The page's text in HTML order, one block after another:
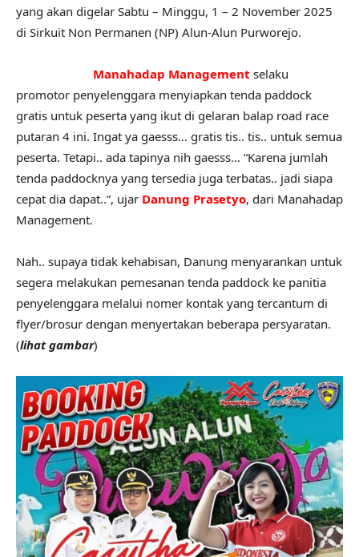
yang akan digelar Sabtu – Minggu, 1 – 2 November 2025
di Sirkuit Non Permanen (NP) Alun-Alun Purworejo.
Manahadap Management selaku
promotor penyelenggara menyiapkan tenda paddock
gratis untuk peserta yang ikut di gelaran balap road race
putaran 4 ini. Ingat ya gaesss… gratis tis.. tis.. untuk semua
peserta. Tetapi.. ada tapinya nih gaesss… “Karena jumlah
tenda paddocknya yang tersedia juga terbatas.. jadi siapa
cepat dia dapat..”, ujar Danung Prasetyo, dari Manahadap
Management.
Nah.. supaya tidak kehabisan, Danung menyarankan untuk
segera melakukan pemesanan tenda paddock ke panitia
penyelenggara melalui nomer kontak yang tercantum di
flyer/brosur dengan menyertakan beberapa persyaratan.
(lihat gambar)